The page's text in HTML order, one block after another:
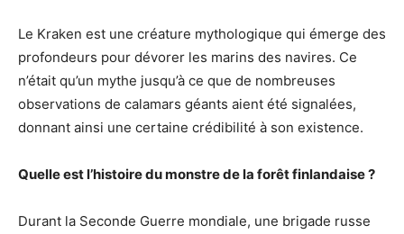
Le Kraken est une créature mythologique qui émerge des
profondeurs pour dévorer les marins des navires. Ce
n’était qu’un mythe jusqu’à ce que de nombreuses
observations de calamars géants aient été signalées,
donnant ainsi une certaine crédibilité à son existence.
Quelle est l’histoire du monstre de la forêt finlandaise ?
Durant la Seconde Guerre mondiale, une brigade russe